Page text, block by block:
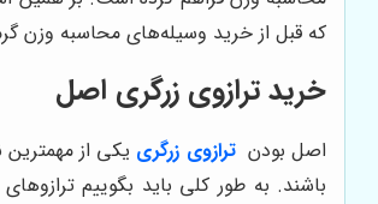
که قبل از خرید وسیله‌های محاسبه وزن
خرید ترازوی زرگری اصل
اصل بودنترازوی زرگری یکی از مهمترین
باشند. به طور کلی باید بگوییم